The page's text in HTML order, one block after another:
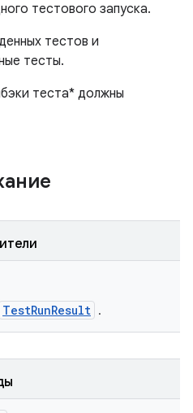
тестового запуска.
тестов и
тесты.
теста* должны
TestRunResult .